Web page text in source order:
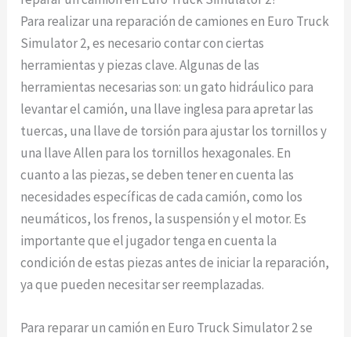
Para realizar una reparación de camiones en Euro Truck
Simulator 2, es necesario contar con ciertas
herramientas y piezas clave. Algunas de las
herramientas necesarias son: un gato hidráulico para
levantar el camión, una llave inglesa para apretar las
tuercas, una llave de torsión para ajustar los tornillos y
una llave Allen para los tornillos hexagonales. En
cuanto a las piezas, se deben tener en cuenta las
necesidades específicas de cada camión, como los
neumáticos, los frenos, la suspensión y el motor. Es
importante que el jugador tenga en cuenta la
condición de estas piezas antes de iniciar la reparación,
ya que pueden necesitar ser reemplazadas.
Para reparar un camión en Euro Truck Simulator 2 se